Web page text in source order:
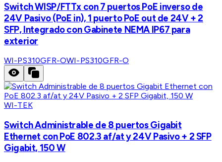
Switch WISP/FTTx con 7 puertos PoE inverso de
24V Pasivo (PoE in), 1 puerto PoE out de 24V + 2
SFP, Integrado con Gabinete NEMA IP67 para
exterior
WI-PS310GFR-OWI-PS310GFR-O
WI-TEK
Switch Administrable de 8 puertos Gigabit
Ethernet con PoE 802.3 af/at y 24V Pasivo + 2 SFP
Gigabit, 150 W